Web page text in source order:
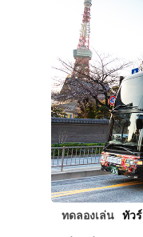
ทดลองเล่น ทัวร์